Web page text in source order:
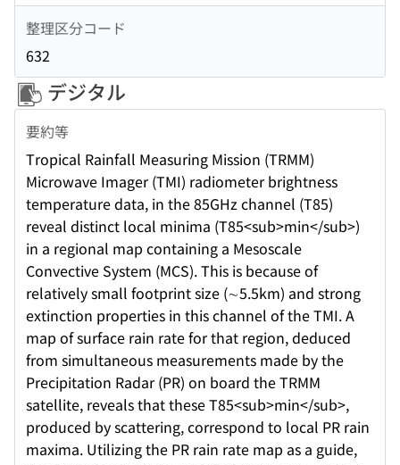
整理区分コード
632
デジタル
要約等
Tropical Rainfall Measuring Mission (TRMM)
Microwave Imager (TMI) radiometer brightness
temperature data, in the 85GHz channel (T85)
reveal distinct local minima (T85<sub>min</sub>)
in a regional map containing a Mesoscale
Convective System (MCS). This is because of
relatively small footprint size (∼5.5km) and strong
extinction properties in this channel of the TMI. A
map of surface rain rate for that region, deduced
from simultaneous measurements made by the
Precipitation Radar (PR) on board the TRMM
satellite, reveals that these T85<sub>min</sub>,
produced by scattering, correspond to local PR rain
maxima. Utilizing the PR rain rate map as a guide,